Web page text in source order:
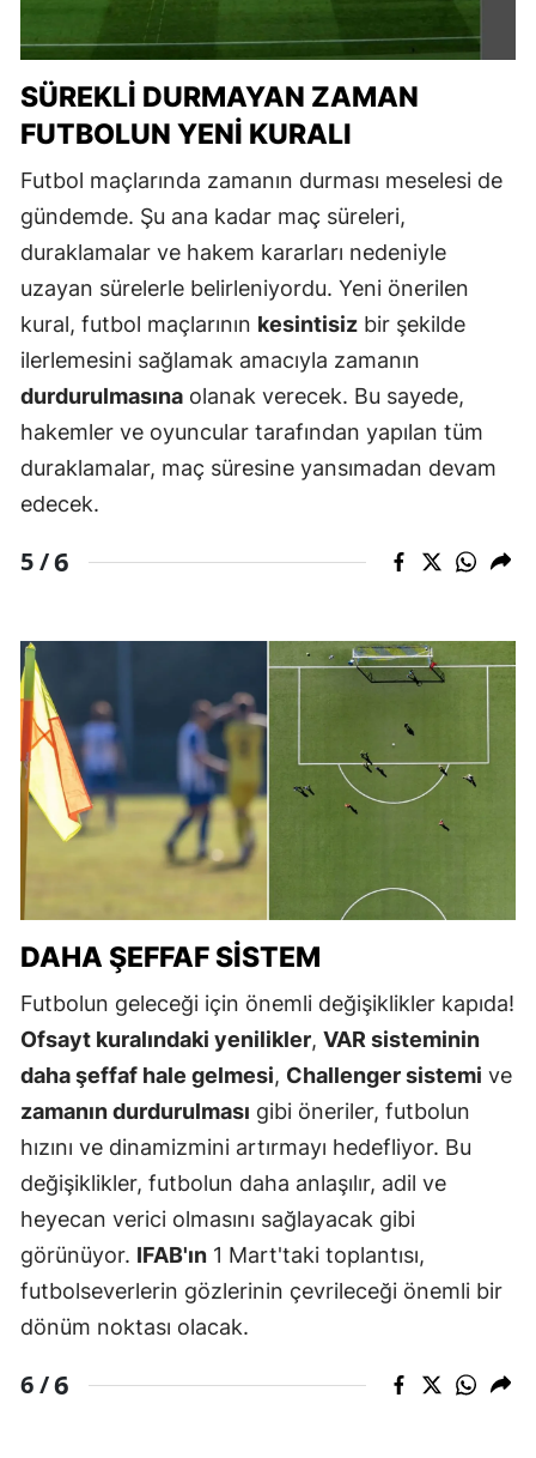
SÜREKLI DURMAYAN ZAMAN
FUTBOLUN YENI KURALI
Futbol maçlarında zamanın durması meselesi de
gündemde. Şu ana kadar maç süreleri,
duraklamalar ve hakem kararları nedeniyle
uzayan sürelerle belirleniyordu. Yeni önerilen
kural, futbol maçlarının kesintisiz bir şekilde
ilerlemesini sağlamak amacıyla zamanın
durdurulmasına olanak verecek. Bu sayede,
hakemler ve oyuncular tarafından yapılan tüm
duraklamalar, maç süresine yansımadan devam
edecek.
5 /6
DAHA ŞEFFAF SISTEM
Futbolun geleceği için önemli değişiklikler kapıda!
Ofsayt kuralındaki yenilikler, VAR sisteminin
daha şeffaf hale gelmesi, Challenger sistemi ve
zamanın durdurulması gibi öneriler, futbolun
hızını ve dinamizmini artırmayı hedefliyor. Bu
değişiklikler, futbolun daha anlaşılır, adil ve
heyecan verici olmasını sağlayacak gibi
görünüyor. IFAB'ın 1 Mart'taki toplantısı,
futbolseverlerin gözlerinin çevrileceği önemli bir
dönüm noktası olacak.
6 /6